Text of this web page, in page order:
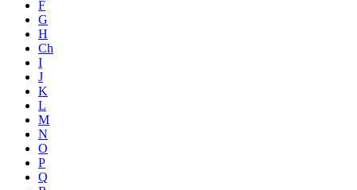
F
G
H
Ch
I
J
K
L
M
N
O
P
Q